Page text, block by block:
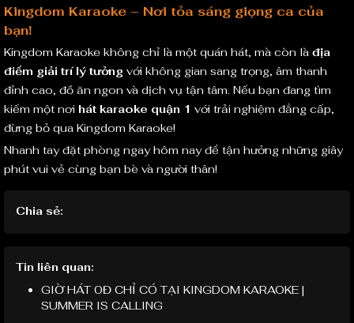
Kingdom Karaoke – Nơi tỏa sáng giọng ca của
bạn!
Kingdom Karaoke không chỉ là một quán hát, mà còn là địa
điểm giải trí lý tưởng với không gian sang trọng, âm thanh
đỉnh cao, đồ ăn ngon và dịch vụ tận tâm. Nếu bạn đang tìm
kiếm một nơi hát karaoke quận 1 với trải nghiệm đẳng cấp,
đừng bỏ qua Kingdom Karaoke!
Nhanh tay đặt phòng ngay hôm nay để tận hưởng những giây
phút vui vẻ cùng bạn bè và người thân!
Chia sẻ:
Tin liên quan:
GIỜ HÁT 0Đ CHỈ CÓ TẠI KINGDOM KARAOKE |
SUMMER IS CALLING